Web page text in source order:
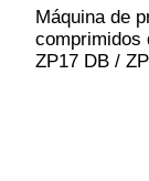
Máquina de
comprimidos
ZP17 DB /